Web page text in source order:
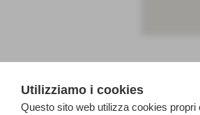
<< PRECEDENTE
Utilizziamo i cookies
Questo sito web utilizza cookies